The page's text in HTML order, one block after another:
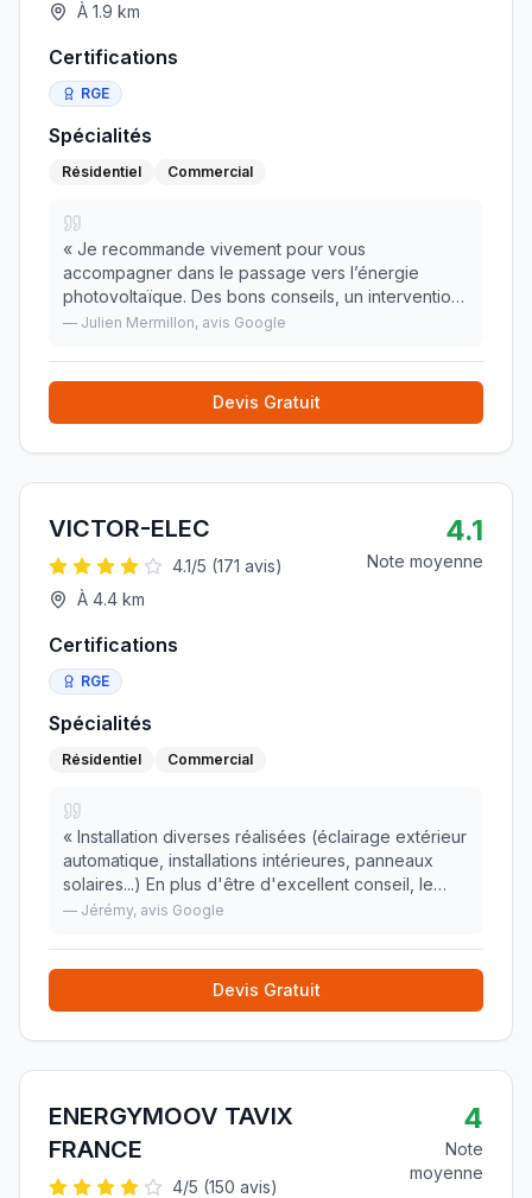
À 1.9 km
Certifications
RGE
Spécialités
Résidentiel Commercial
« Je recommande vivement pour vous
accompagner dans le passage vers l’énergie
photovoltaïque. Des bons conseils, un intervention
(et des finitions) de qualité, un suivi irréprochable.
mais E-Lem»
— Julien Mermillon, avis Google
Devis Gratuit
VICTOR-ELEC
4.1/5 (171 avis)
À 4.4 km
4.1
Note moyenne
Certifications
RGE
Spécialités
Résidentiel Commercial
« Installation diverses réalisées (éclairage extérieur
automatique, installations intérieures, panneaux
solaires...) En plus d'être d'excellent conseil, le
travail est très propre et le tarif honnête ! Les
— Jérémy, avis Google
Devis Gratuit
ENERGYMOOV TAVIX
FRANCE
4/5 (150 avis)
4
Note
moyenne